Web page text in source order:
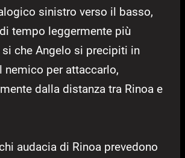
sinistro verso il basso,
tempo leggermente più
che Angelo si precipiti in
nemico per attaccarlo,
dalla distanza tra Rinoa e
audacia di Rinoa prevedono